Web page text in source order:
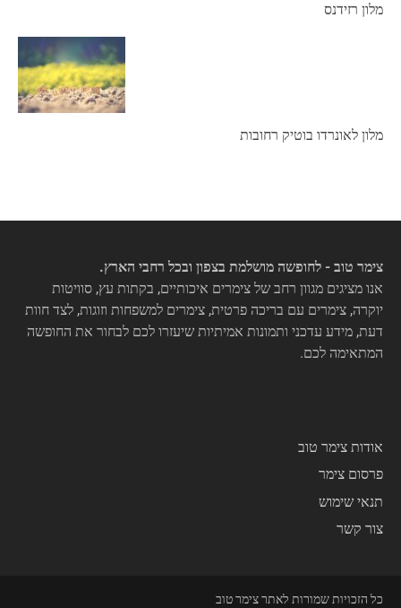
מלון רזידנס
מלון לאונרדו בוטיק רחובות
צימר טוב - לחופשה מושלמת בצפון ובכל רחבי הארץ.
אנו מציגים מגוון רחב של צימרים איכותיים, בקתות עץ, סוויטות
יוקרה, צימרים עם בריכה פרטית, צימרים למשפחות וזוגות, לצד חוות
דעת, מידע עדכני ותמונות אמיתיות שיעזרו לכם לבחור את החופשה
המתאימה לכם.
אודות צימר טוב
פרסום צימר
תנאי שימוש
צור קשר
כל הזכויות שמורות לאתר צימר טוב